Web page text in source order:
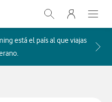
Abrir buscador.
Menu
Abre
está el país al que viajas
Acceder a la FAQ Qué